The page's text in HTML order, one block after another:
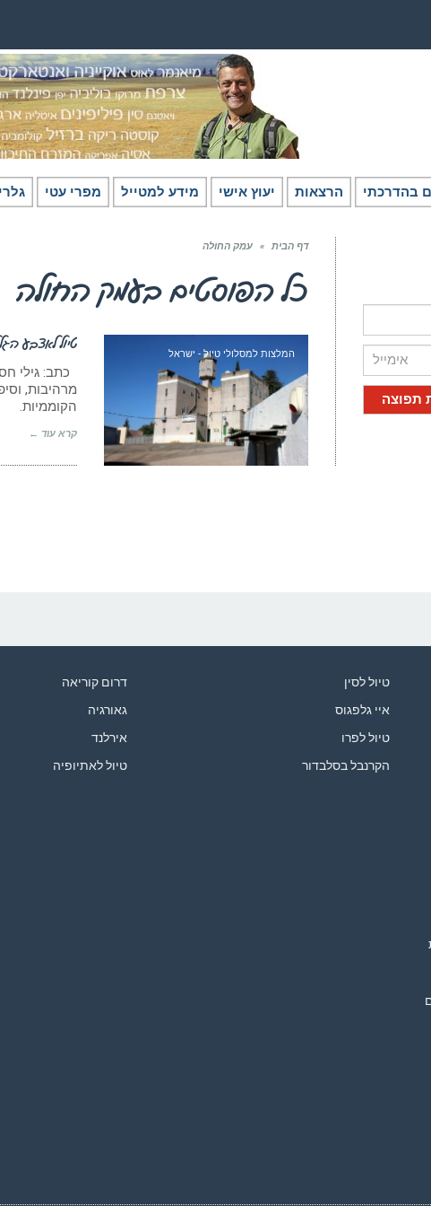
בהדרכתי הרצאות יעוץ אישי מידע למטייל מפרי עטי
דף הבית » עמק החולה
כל הפוסטים בעמק החולה
המלצות למסלולי טיול - ישראל
טיול לאצבע
מרהיבות,
הקוממיות.
קרא עוד ←
טיול לסין
איי גלפגוס
טיול לפרו
הקרנבל בסלבדור
דרום קוריאה
גאורגיה
אירלנד
טיול לאתיופיה